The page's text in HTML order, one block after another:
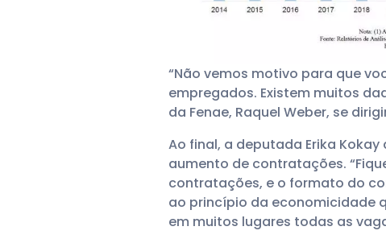
“Não vemos motivo para que
empregados. Existem muitos
da Fenae, Raquel Weber, se
Ao final, a deputada Erika
aumento de contratações.
contratações, e o formato do
ao princípio da economicidade
em muitos lugares todas as